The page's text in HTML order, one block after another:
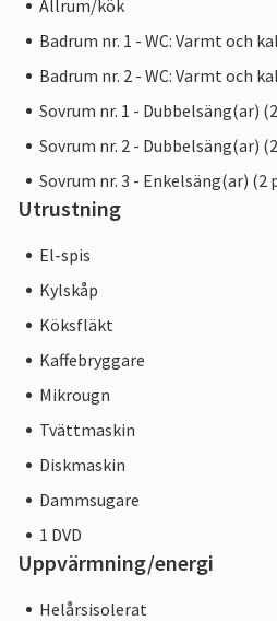
Allrum/kök
Badrum nr. 1 - WC: Varmt och
Badrum nr. 2 - WC: Varmt och
Sovrum nr. 1 - Dubbelsäng(ar)
Sovrum nr. 2 - Dubbelsäng(ar)
Sovrum nr. 3 - Enkelsäng(ar) (2
Utrustning
El-spis
Kylskåp
Köksfläkt
Kaffebryggare
Mikrougn
Tvättmaskin
Diskmaskin
Dammsugare
1 DVD
Uppvärmning/energi
Helårsisolerat